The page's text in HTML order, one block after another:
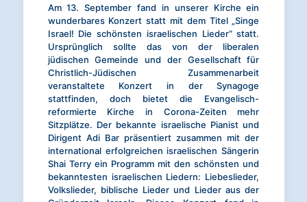
Am 13. September fand in unserer Kirche ein
wunderbares Konzert statt mit dem Titel „Singe
Israel! Die schönsten israelischen Lieder“ statt.
Ursprünglich sollte das von der liberalen
jüdischen Gemeinde und der Gesellschaft für
Christlich-Jüdischen Zusammenarbeit
veranstaltete Konzert in der Synagoge
stattfinden, doch bietet die Evangelisch-
reformierte Kirche in Corona-Zeiten mehr
Sitzplätze. Der bekannte israelische Pianist und
Dirigent Adi Bar präsentiert zusammen mit der
international erfolgreichen israelischen Sängerin
Shai Terry ein Programm mit den schönsten und
bekanntesten israelischen Liedern: Liebeslieder,
Volkslieder, biblische Lieder und Lieder aus der